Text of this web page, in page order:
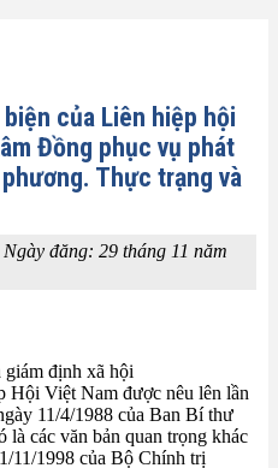
của Liên hiệp hội
Đồng phục vụ phát
Thực trạng và
Ngày đăng: 29 tháng 11 năm
giám định xã hội
Việt Nam được nêu lên lần
11/4/1988 của Ban Bí thư
các văn bản quan trọng khác
11/1998 của Bộ Chính trị